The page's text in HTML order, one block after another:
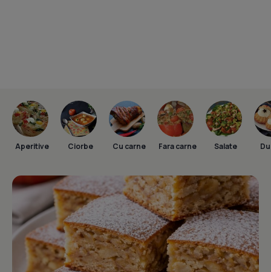
Aperitive Ciorbe Cu carne Fara carne Salate